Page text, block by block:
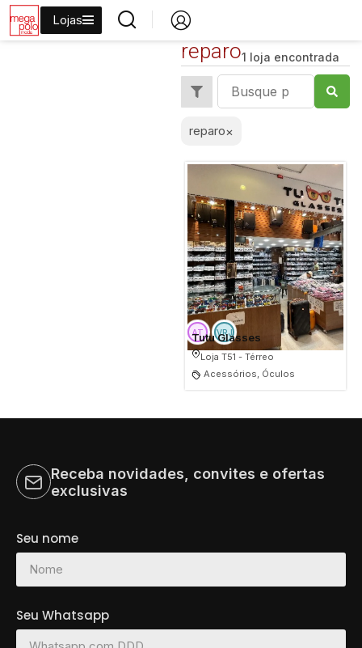
Lojas
reparo1 loja encontrada
reparo×
Tutu Glasses
Loja T51 - Térreo
Acessórios, Óculos
Receba novidades, convites e ofertas
exclusivas
Seu nome
Seu Whatsapp